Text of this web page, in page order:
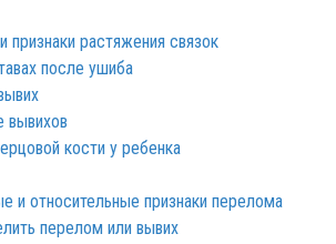
признаки растяжения связок
после ушиба
вывихов
кости у ребенка
и относительные признаки перелома
перелом или вывих